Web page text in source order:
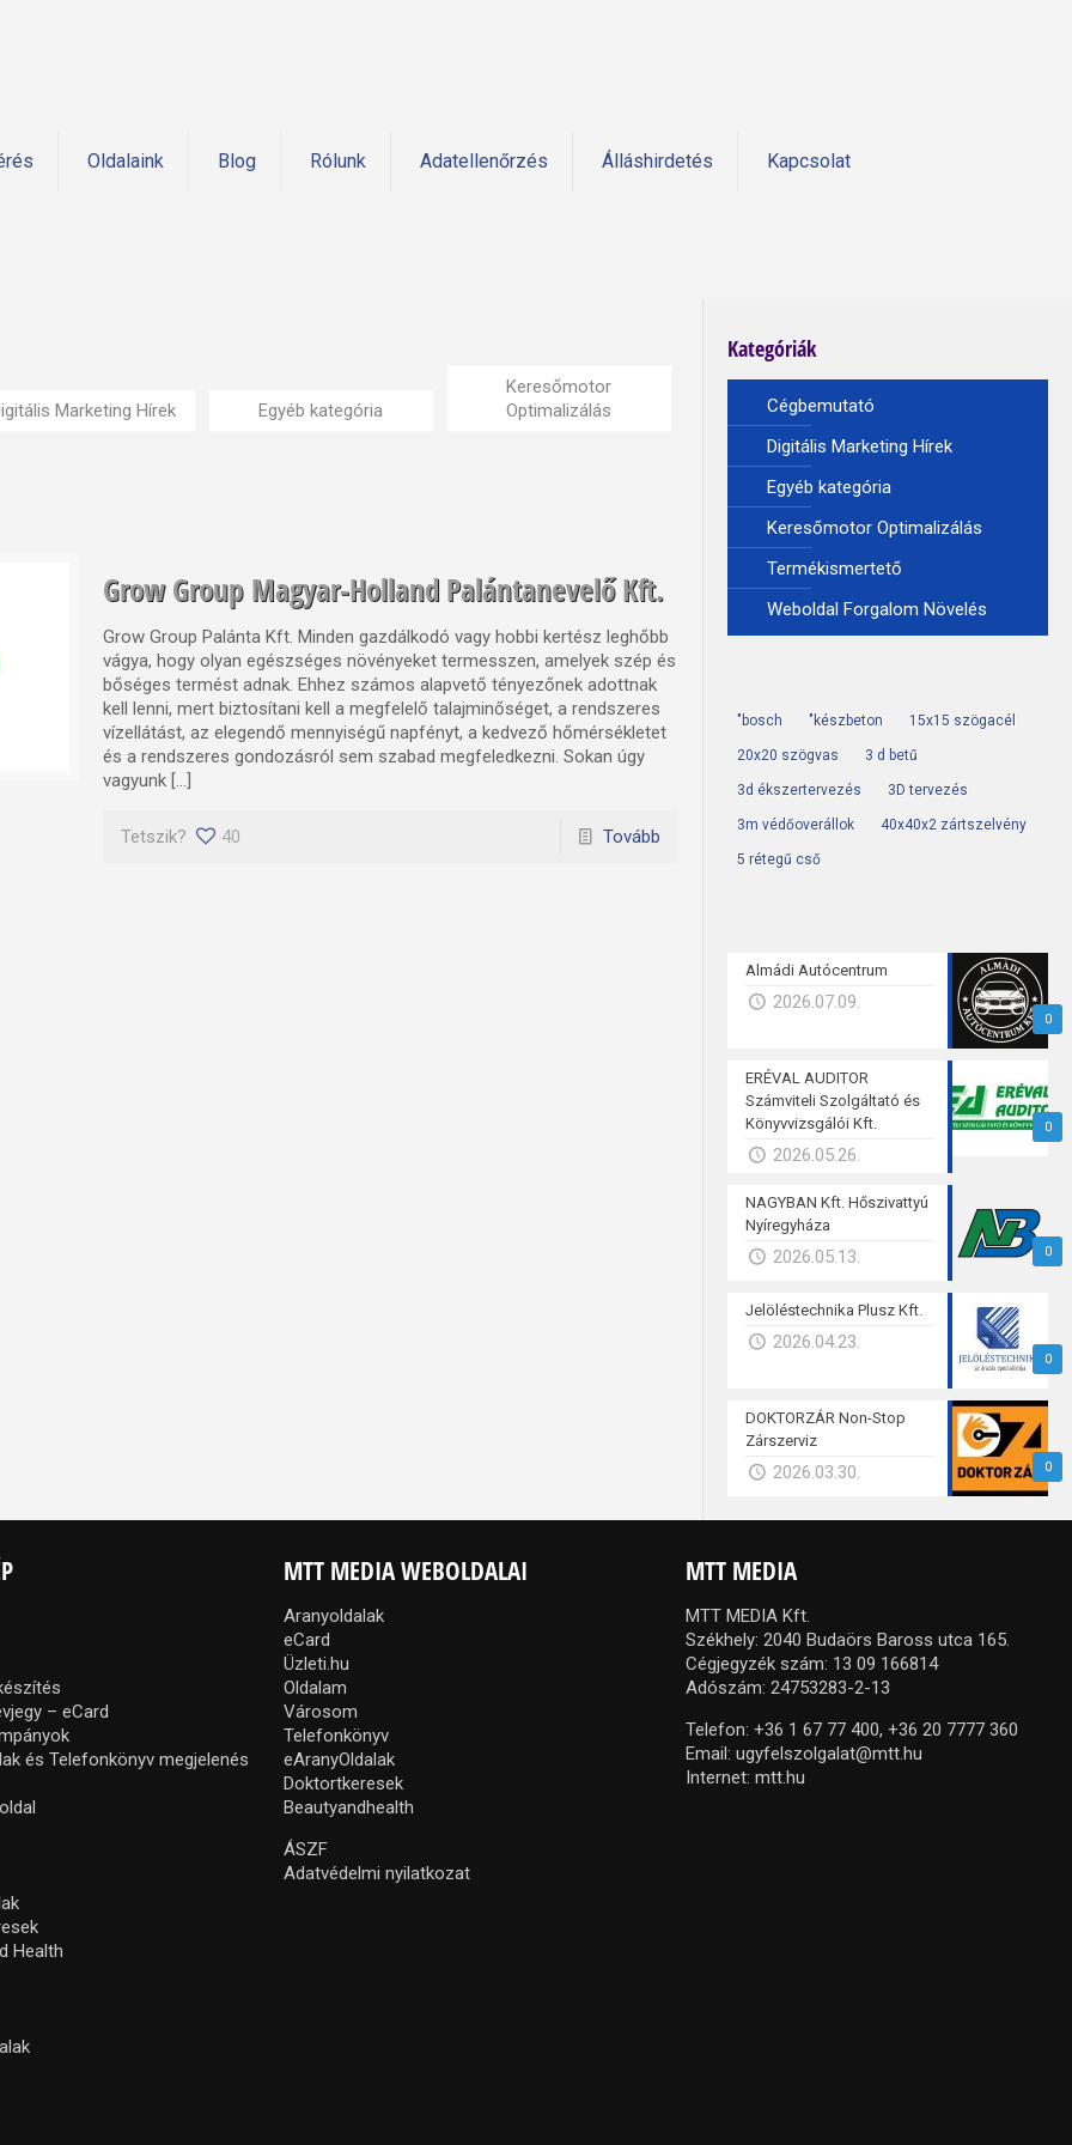
Oldalaink Blog Rólunk Adatellenőrzés Álláshirdetés Kapcsolat
Marketing Hírek Egyéb kategória
Keresőmotor
Optimalizálás
Grow Group Magyar-Holland Palántanevelő Kft.
Grow Group Palánta Kft. Minden gazdálkodó vagy hobbi kertész leghőbb
vágya, hogy olyan egészséges növényeket termesszen, amelyek szép és
bőséges termést adnak. Ehhez számos alapvető tényezőnek adottnak
kell lenni, mert biztosítani kell a megfelelő talajminőséget, a rendszeres
vízellátást, az elegendő mennyiségű napfényt, a kedvező hőmérsékletet
és a rendszeres gondozásról sem szabad megfeledkezni. Sokan úgy
vagyunk […]
Tetszik? 40 Tovább
Kategóriák
Cégbemutató
Digitális Marketing Hírek
Egyéb kategória
Keresőmotor Optimalizálás
Termékismertető
Weboldal Forgalom Növelés
"bosch "készbeton 15x15 szögacél
20x20 szögvas 3 d betű
3d ékszertervezés 3D tervezés
3m védőoverállok 40x40x2 zártszelvény
5 rétegű cső
0
Almádi Autócentrum
2026.07.09.
0
ERÉVAL AUDITOR
Számviteli Szolgáltató és
Könyvvizsgálói Kft.
2026.05.26.
0
NAGYBAN Kft. Hőszivattyú
Nyíregyháza
2026.05.13.
0
Jelöléstechnika Plusz Kft.
2026.04.23.
0
DOKTORZÁR Non-Stop
Zárszerviz
2026.03.30.
– eCard
és Telefonkönyv megjelenés
Health
MTT MEDIA WEBOLDALAI
Aranyoldalak
eCard
Üzleti.hu
Oldalam
Városom
Telefonkönyv
eAranyOldalak
Doktortkeresek
Beautyandhealth
ÁSZF
Adatvédelmi nyilatkozat
MTT MEDIA
MTT MEDIA Kft.
Székhely: 2040 Budaörs Baross utca 165.
Cégjegyzék szám: 13 09 166814
Adószám: 24753283-2-13
Telefon:+36 1 67 77 400, +36 20 7777 360
Email:ugyfelszolgalat@mtt.hu
Internet:mtt.hu